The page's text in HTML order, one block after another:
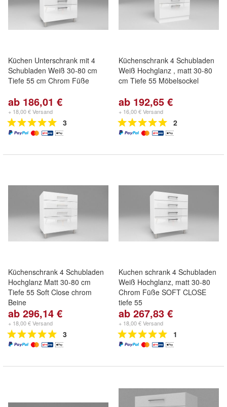
Küchen Unterschrank mit 4
Schubladen Weiß 30-80 cm
Tiefe 55 cm Chrom Füße
ab 186,01 €
+ 18,00 € Versand
3
Küchenschrank 4 Schubladen
Weiß Hochglanz , matt 30-80
cm Tiefe 55 Möbelsockel
ab 192,65 €
+ 16,00 € Versand
2
Küchenschrank 4 Schubladen
Hochglanz Matt 30-80 cm
Tiefe 55 Soft Close chrom
Beine
ab 296,14 €
+ 18,00 € Versand
3
Kuchen schrank 4 Schubladen
Weiß Hochglanz, matt 30-80
Chrom Füße SOFT CLOSE
tiefe 55
ab 267,83 €
+ 18,00 € Versand
1